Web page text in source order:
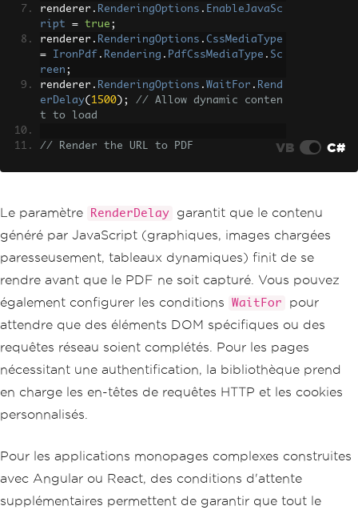
renderer . RenderingOptions . EnableJavaSc
ript
= true ;
renderer . RenderingOptions . CssMediaType
=
IronPdf . Rendering . PdfCssMediaType . Sc
reen ;
renderer . RenderingOptions . WaitFor . Rend
erDelay( 1500 );
// Allow dynamic conten
t to load
// Render the URL to PDF
// Save to disk
"webpage.pdf"
VB C#
Le paramètre RenderDelay
garantit que le contenu
généré par JavaScript (graphiques, images chargées
paresseusement, tableaux dynamiques) finit de se
rendre avant que le PDF ne soit capturé. Vous pouvez
également configurer les conditions
WaitFor
pour
attendre que des éléments DOM spécifiques ou des
requêtes réseau soient complétés. Pour les pages
nécessitant une authentification, la bibliothèque prend
en charge les en-têtes de requêtes HTTP et les cookies
personnalisés.
Pour les applications monopages complexes construites
avec Angular ou React, des conditions d'attente
supplémentaires permettent de garantir que tout le